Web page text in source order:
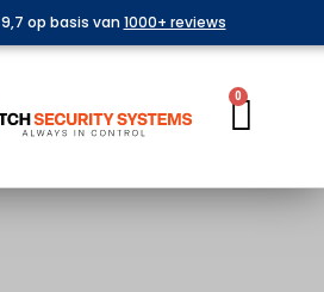
9,7 op basis van 1000+ reviews
0